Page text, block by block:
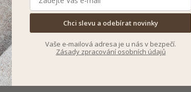
Chci slevu a odebírat novinky
Vaše e-mailová adresa je u nás v bezpečí.
Zásady zpracování osobních údajů